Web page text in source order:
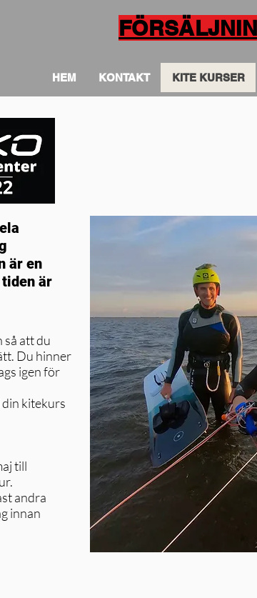
HEM KONTAKT KITE KURSER
är en
är
att du
Du hinner
igen för
kitekurs
till
andra
innan